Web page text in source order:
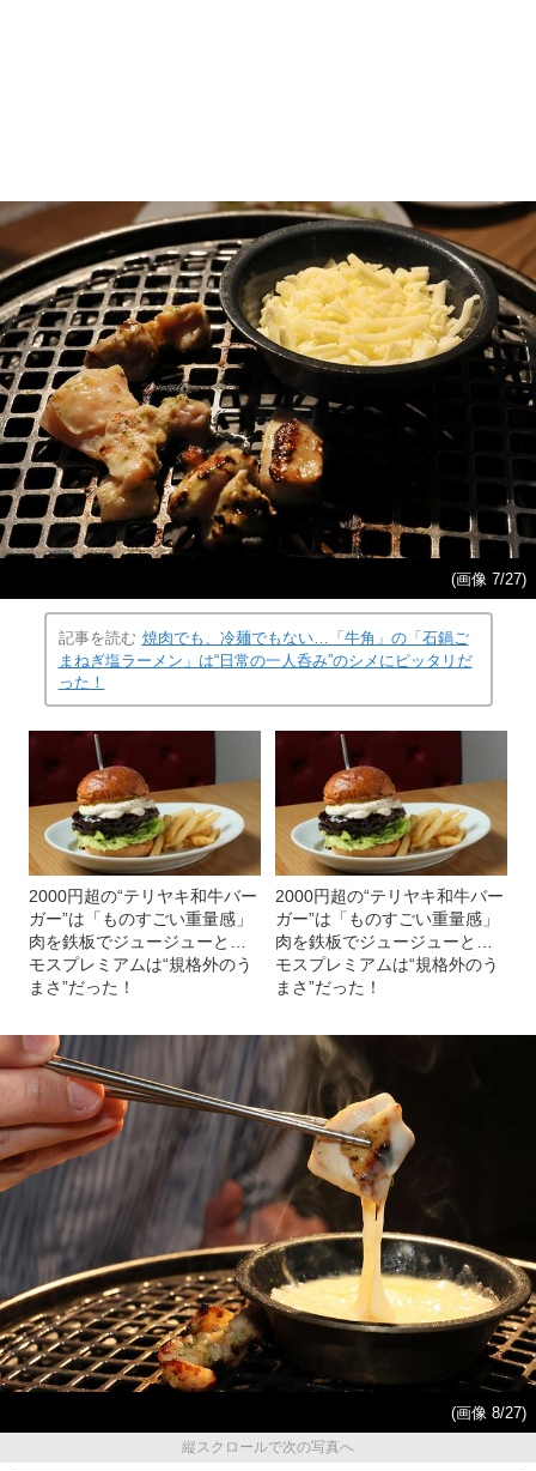
(画像 7/27)
記事を読む 焼肉でも、冷麺でもない…「牛角」の「石鍋ご
まねぎ塩ラーメン」は“日常の一人呑み”のシメにピッタリだ
った！
2000円超の“テリヤキ和牛バー
ガー”は「ものすごい重量感」
肉を鉄板でジュージューと…
モスプレミアムは“規格外のう
まさ”だった！
2000円超の“テリヤキ和牛バー
ガー”は「ものすごい重量感」
肉を鉄板でジュージューと…
モスプレミアムは“規格外のう
まさ”だった！
(画像 8/27)
縦スクロールで次の写真へ